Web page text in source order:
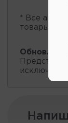
* Все
товары